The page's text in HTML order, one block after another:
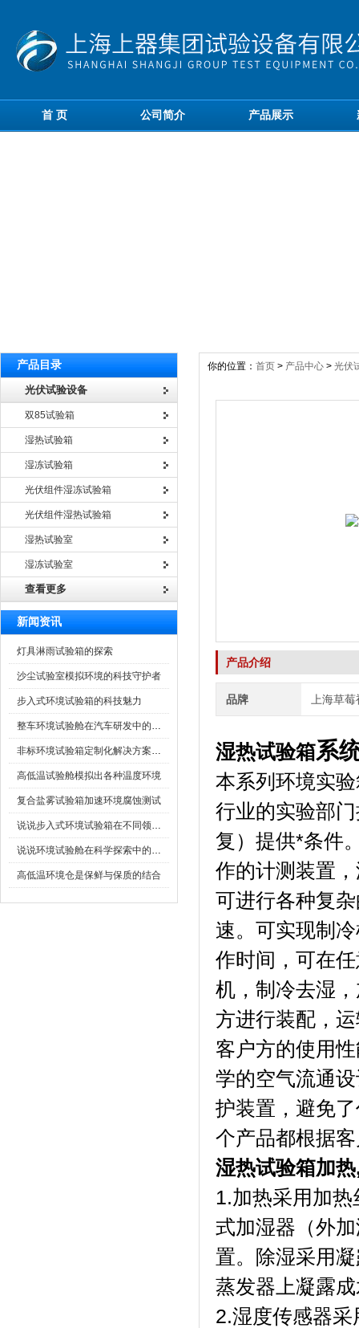
首 页 公司简介 产品展示
产品目录
光伏试验设备
双85试验箱
湿热试验箱
湿冻试验箱
光伏组件湿冻试验箱
光伏组件湿热试验箱
湿热试验室
湿冻试验室
查看更多
新闻资讯
灯具淋雨试验箱的探索
沙尘试验室模拟环境的科技守护者
步入式环境试验箱的科技魅力
整车环境试验舱在汽车研发中的作用
非标环境试验箱定制化解决方案在可靠性测试中的重要性
高低温试验舱模拟出各种温度环境
复合盐雾试验箱加速环境腐蚀测试
说说步入式环境试验箱在不同领域的应用
说说环境试验舱在科学探索中的作用
高低温环境仓是保鲜与保质的结合
你的位置： 首页 > 产品中心 > 光伏
产品介绍
品牌 上海草
湿热试验箱系
本系列环境实验
行业的实验部门
复）提供*条件
作的计测装置
可进行各种复杂的
速。可实现制
作时间，可在
机，制冷去湿
方进行装配
客户方的使用性能
学的空气流通设
护装置，避免
个产品都根据客户
湿热试验箱加热,
1.加热采用加热
式加湿器（外加湿
置。除湿采
蒸发器上凝露成
2.湿度传感器采用